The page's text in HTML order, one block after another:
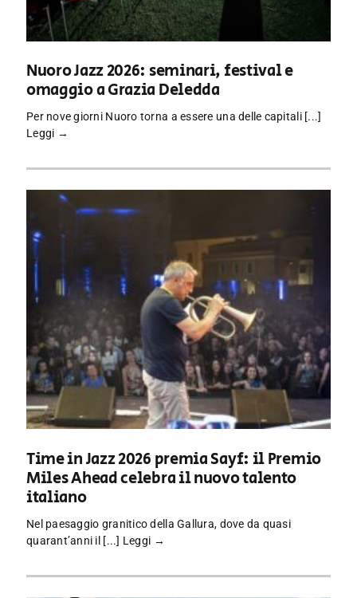
Nuoro Jazz 2026: seminari, festival e
omaggio a Grazia Deledda
Per nove giorni Nuoro torna a essere una delle capitali [...]
Leggi →
Time in Jazz 2026 premia Sayf: il Premio
Miles Ahead celebra il nuovo talento
italiano
Nel paesaggio granitico della Gallura, dove da quasi
quarant’anni il [...] Leggi →